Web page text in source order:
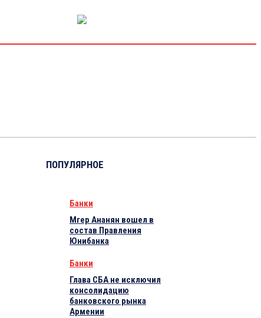
ПОПУЛЯРНОЕ
Банки
Мгер Ананян вошел в
состав Правления
Юнибанка
Банки
Глава СБА не исключил
консолидацию
банковского рынка
Армении